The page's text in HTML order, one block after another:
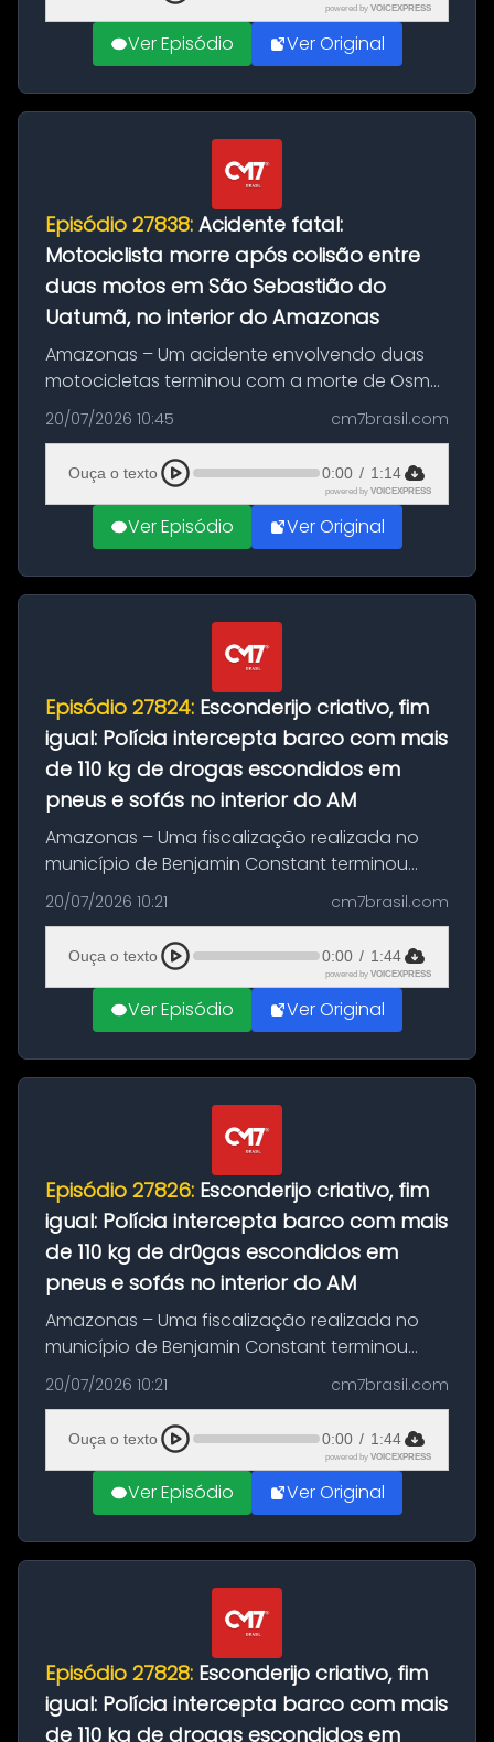
powered by VOICEXPRESS
Ver Episódio Ver Original
Episódio 27838: Acidente fatal:
Motociclista morre após colisão entre
duas motos em São Sebastião do
Uatumã, no interior do Amazonas
Amazonas – Um acidente envolvendo duas
motocicletas terminou com a morte de Osmar
Figueiredo de Souza, de 38 anos, no município
de São Sebastião do Uatumã, no interior do
Amazonas. A colisão ocorreu n...
20/07/2026 10:45 cm7brasil.com
Ouça o texto 0:00 / 1:14
powered by VOICEXPRESS
Ver Episódio Ver Original
Episódio 27824: Esconderijo criativo, fim
igual: Polícia intercepta barco com mais
de 110 kg de drogas escondidos em
pneus e sofás no interior do AM
Amazonas – Uma fiscalização realizada no
município de Benjamin Constant terminou
com a apreensão de aproximadamente 115
quilos de entorpecentes em uma
embarcação atracada no porto da cidade. O
materia...
20/07/2026 10:21 cm7brasil.com
Ouça o texto 0:00 / 1:44
powered by VOICEXPRESS
Ver Episódio Ver Original
Episódio 27826: Esconderijo criativo, fim
igual: Polícia intercepta barco com mais
de 110 kg de dr0gas escondidos em
pneus e sofás no interior do AM
Amazonas – Uma fiscalização realizada no
município de Benjamin Constant terminou
com a apreensão de aproximadamente 115
quilos de entorpecentes em uma
embarcação atracada no porto da cidade. O
materia...
20/07/2026 10:21 cm7brasil.com
Ouça o texto 0:00 / 1:44
powered by VOICEXPRESS
Ver Episódio Ver Original
Episódio 27828: Esconderijo criativo, fim
igual: Polícia intercepta barco com mais
de 110 kg de drogas escondidos em